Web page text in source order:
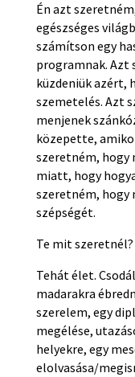
Én azt
egészséges
számítson egy
programnak. Azt
küzdeniük azért,
szemetelés. Azt
menjenek
közepette,
szeretném, hogy
miatt, hogy
szeretném, hogy
szépségét.
Te mit szeretnél?
Tehát élet.
madarakra
szerelem, egy
megélése,
helyekre, egy
elolvasása/